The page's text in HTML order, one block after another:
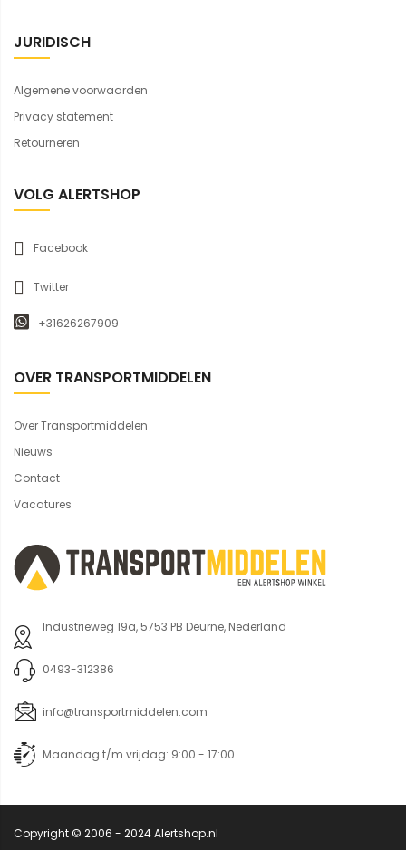
JURIDISCH
Algemene voorwaarden
Privacy statement
Retourneren
VOLG ALERTSHOP
Facebook
Twitter
+31626267909
OVER TRANSPORTMIDDELEN
Over Transportmiddelen
Nieuws
Contact
Vacatures
Industrieweg 19a, 5753 PB Deurne, Nederland
0493-312386
info@transportmiddelen.com
Maandag t/m vrijdag: 9:00 - 17:00
Copyright © 2006 - 2024 Alertshop.nl